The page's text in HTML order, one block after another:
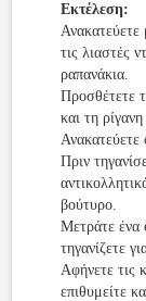
Εκτέλεση:
Ανακατεύετε
τις λιαστές
ραπανάκια.
Προσθέτετε
και τη
Ανακατεύετε
Πριν
βούτυρο.
Μετράτε ένα
τηγανίζετε
Αφήνετε τις
επιθυμείτε